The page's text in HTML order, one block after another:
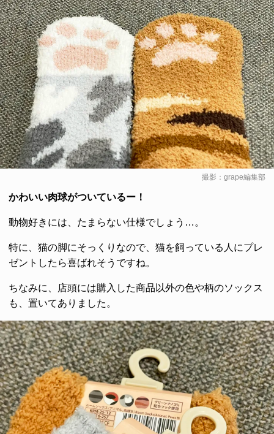
撮影：grape編集部
かわいい肉球がついているー！
動物好きには、たまらない仕様でしょう…。
特に、猫の脚にそっくりなので、猫を飼っている人にプレ
ゼントしたら喜ばれそうですね。
ちなみに、店頭には購入した商品以外の色や柄のソックス
も、置いてありました。